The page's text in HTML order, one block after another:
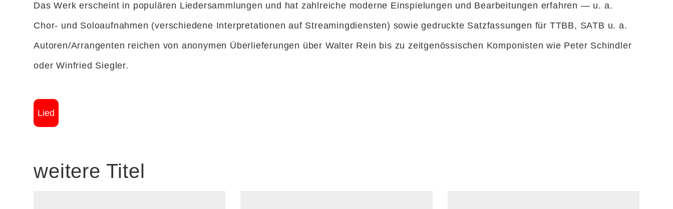
Das Werk erscheint in populären Liedersammlungen und hat zahlreiche moderne Einspielungen und Bearbeitungen erfahren — u. a.
Chor- und Soloaufnahmen (verschiedene Interpretationen auf Streamingdiensten) sowie gedruckte Satzfassungen für TTBB, SATB u. a.
Autoren/Arrangenten reichen von anonymen Überlieferungen über Walter Rein bis zu zeitgenössischen Komponisten wie Peter Schindler
oder Winfried Siegler.
Lied
weitere Titel